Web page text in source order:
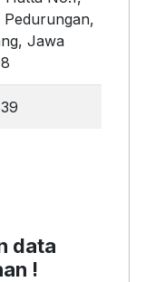
Pedurungan,
Jawa
data
!